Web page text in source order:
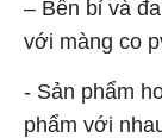
– Bền bỉ và
với màng co
- Sản phẩm
phẩm với